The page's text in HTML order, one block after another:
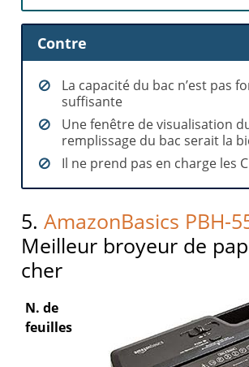
Contre
La capacité du bac n’est pas
suffisante
Une fenêtre de visualisation
remplissage du bac serait la
Il ne prend pas en charge les
5.AmazonBasics PBH-
Meilleur broyeur de
cher
N. de
feuilles